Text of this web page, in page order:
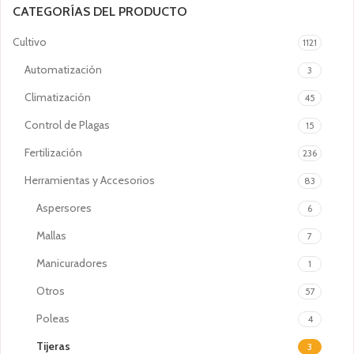
CATEGORÍAS DEL PRODUCTO
Cultivo 1121
Automatización 3
Climatización 45
Control de Plagas 15
Fertilización 236
Herramientas y Accesorios 83
Aspersores 6
Mallas 7
Manicuradores 1
Otros 57
Poleas 4
Tijeras 3